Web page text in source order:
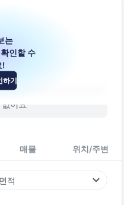
없어요
매물 위치/주변
면적
는
인할 수
!
하기